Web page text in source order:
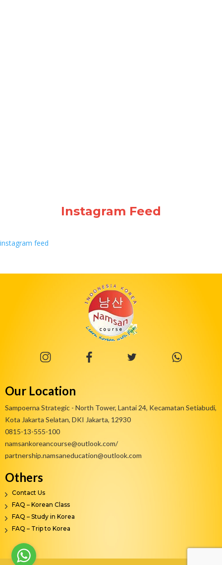
Instagram Feed
instagram feed
Our Location
Sampoerna Strategic - North Tower, Lantai 24, Kecamatan Setiabudi,
Kota Jakarta Selatan, DKI Jakarta, 12930
0815-13-555-100
namsankoreancourse@outlook.com/
partnership.namsaneducation@outlook.com
Others
Contact Us
FAQ – Korean Class
FAQ – Study in Korea
FAQ – Trip to Korea